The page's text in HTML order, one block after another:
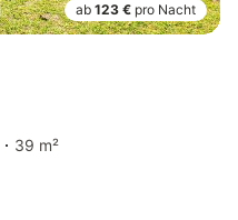
ab 123 € pro Nacht
39 m²